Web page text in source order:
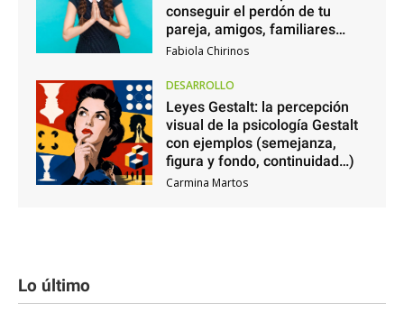
conseguir el perdón de tu
pareja, amigos, familiares…
Fabiola Chirinos
DESARROLLO
Leyes Gestalt: la percepción
visual de la psicología Gestalt
con ejemplos (semejanza,
figura y fondo, continuidad…)
Carmina Martos
Lo último